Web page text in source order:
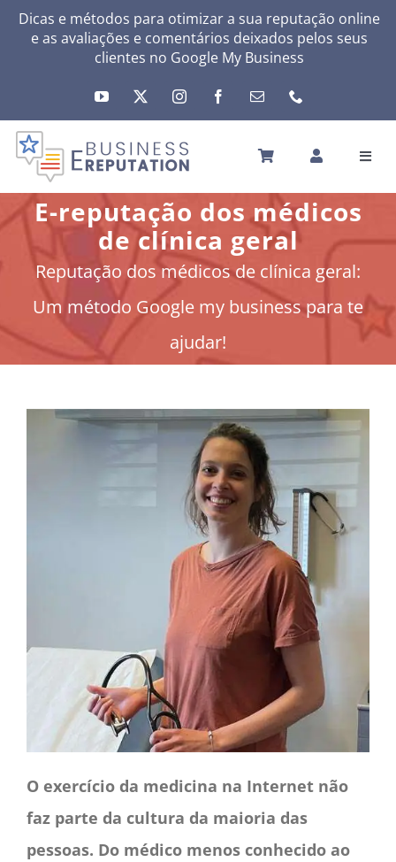
SkipDicas e métodos para otimizar a sua reputação online
e as avaliações e comentários deixados pelos seus
clientes no Google My Business
INÍCIO
A SUA REPUTAÇÃO
A SUA ATIVIDADE
MEUS SERVIÇOS
OUTRAS SOLUÇÕES
NEWS
CONTACTO
E-reputação dos médicos
de clínica geral
Reputação dos médicos de clínica geral:
Um método Google my business para te
ajudar!
O exercício da medicina na Internet não
faz parte da cultura da maioria das
pessoas. Do médico menos conhecido ao